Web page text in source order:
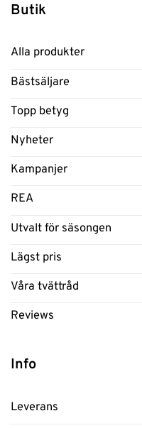
Butik
Alla produkter
Bästsäljare
Topp betyg
Nyheter
Kampanjer
REA
Utvalt för säsongen
Lägst pris
Våra tvättråd
Reviews
Info
Leverans